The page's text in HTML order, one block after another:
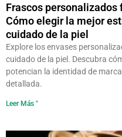
Frascos personalizados
Cómo elegir la mejor
cuidado de la piel
Explore los envases
cuidado de la piel. Descubra
potencian la identidad de
detallada.
Leer Más "